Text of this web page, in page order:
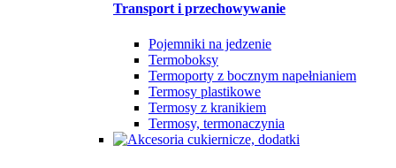
Transport i przechowywanie
Pojemniki na jedzenie
Termoboksy
Termoporty z bocznym napełnianiem
Termosy plastikowe
Termosy z kranikiem
Termosy, termonaczynia